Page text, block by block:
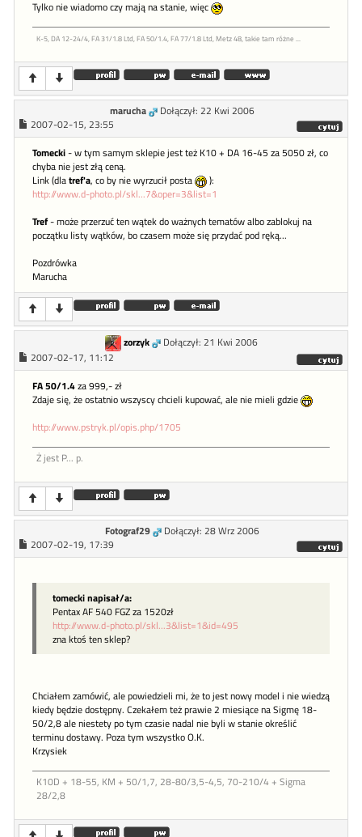
Tylko nie wiadomo czy mają na stanie, więc
K-5, DA 12-24/4, FA 31/1.8 Ltd, FA 50/1.4, FA 77/1.8 Ltd, Metz 48, takie tam różne ...
marucha
Dołączył: 22 Kwi 2006
2007-02-15, 23:55
Tomecki- w tym samym sklepie jest też K10 + DA 16-45 za 5050 zł, co
chyba nie jest złą ceną.
Link (dlatref'a, co by nie wyrzucił posta
):
http://www.d-photo.pl/skl...7&oper=3&list=1
Tref- może przerzuć ten wątek do ważnych tematów albo zablokuj na
początku listy wątków, bo czasem może się przydać pod ręką...
Pozdrówka
Marucha
zorzyk
Dołączył: 21 Kwi 2006
2007-02-17, 11:12
FA 50/1.4za 999,- zł
Zdaje się, że ostatnio wszyscy chcieli kupować, ale nie mieli gdzie
http://www.pstryk.pl/opis.php/1705
Ż jest P... p.
Fotograf29
Dołączył: 28 Wrz 2006
2007-02-19, 17:39
tomecki napisał/a:
Pentax AF 540 FGZ za 1520zł
http://www.d-photo.pl/skl...3&list=1&id=495
zna ktoś ten sklep?
Chciałem zamówić, ale powiedzieli mi, że to jest nowy model i nie wiedzą
kiedy będzie dostępny. Czekałem też prawie 2 miesiące na Sigmę 18-
50/2,8 ale niestety po tym czasie nadal nie byli w stanie określić
terminu dostawy. Poza tym wszystko O.K.
Krzysiek
K10D + 18-55, KM + 50/1,7, 28-80/3,5-4,5, 70-210/4 + Sigma
28/2,8